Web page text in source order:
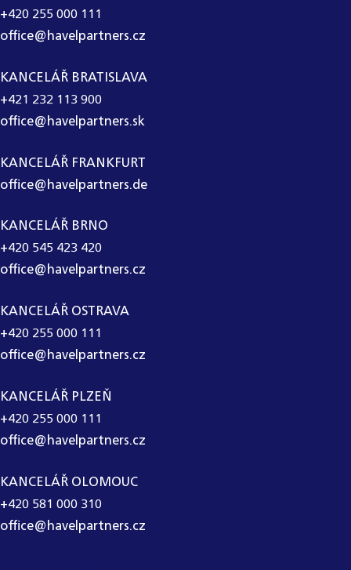
+420 255 000 111
office@havelpartners.cz
KANCELÁŘ BRATISLAVA
+421 232 113 900
office@havelpartners.sk
KANCELÁŘ FRANKFURT
office@havelpartners.de
KANCELÁŘ BRNO
+420 545 423 420
office@havelpartners.cz
KANCELÁŘ OSTRAVA
+420 255 000 111
office@havelpartners.cz
KANCELÁŘ PLZEŇ
+420 255 000 111
office@havelpartners.cz
KANCELÁŘ OLOMOUC
+420 581 000 310
office@havelpartners.cz